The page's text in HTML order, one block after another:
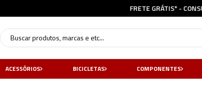
FRETE GRÁTIS* - CONSULTE
Buscar produtos, marcas e etc...
ACESSÓRIOS BICICLETAS COMPONENTES